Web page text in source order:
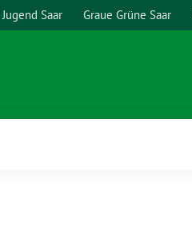
Saar Graue Grüne Saar